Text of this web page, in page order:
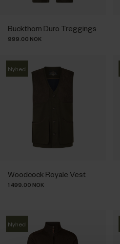
Buckthorn Duro Treggings
999.00 NOK
Nyhed
Woodcock Royale Vest
1 499.00 NOK
Nyhed